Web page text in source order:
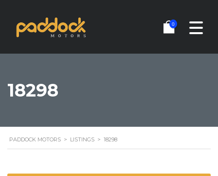
0
18298
PADDOCK MOTORS > LISTINGS > 18298